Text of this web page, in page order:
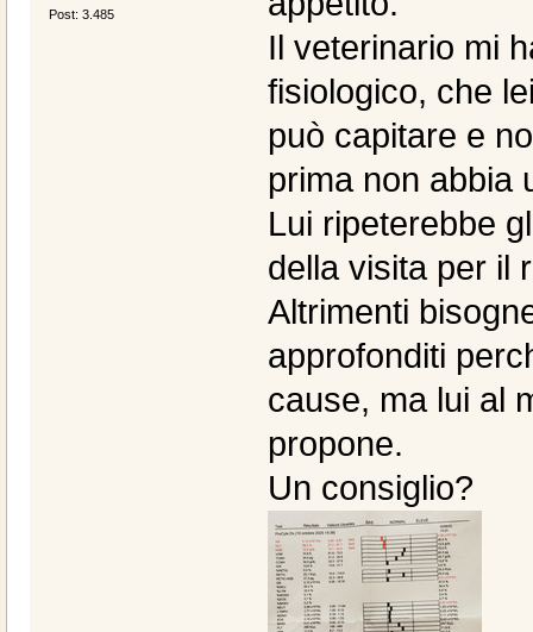
Post: 3.485
Il veterinario mi
fisiologico, che
può capitare e
prima non abbia
Lui ripeterebbe
della visita per il
Altrimenti
approfonditi
cause, ma lui al
propone.
Un consiglio?